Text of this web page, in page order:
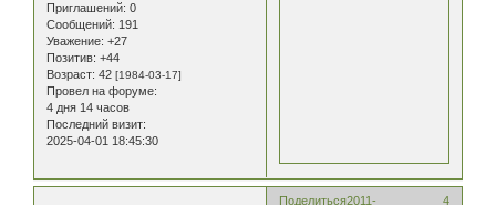
Приглашений: 0
Сообщений: 191
Уважение: +27
Позитив: +44
Возраст: 42 [1984-03-17]
Провел на форуме:
4 дня 14 часов
Последний визит:
2025-04-01 18:45:30
Поделиться 4
2011-